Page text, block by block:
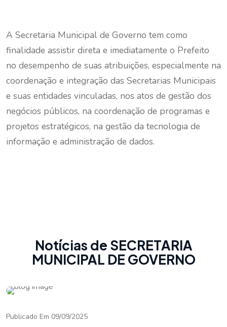
A Secretaria Municipal de Governo tem como
finalidade assistir direta e imediatamente o Prefeito
no desempenho de suas atribuições, especialmente na
coordenação e integração das Secretarias Municipais
e suas entidades vinculadas, nos atos de gestão dos
negócios públicos, na coordenação de programas e
projetos estratégicos, na gestão da tecnologia de
informação e administração de dados.
Notícias de SECRETARIA
MUNICIPAL DE GOVERNO
Publicado Em 09/09/2025